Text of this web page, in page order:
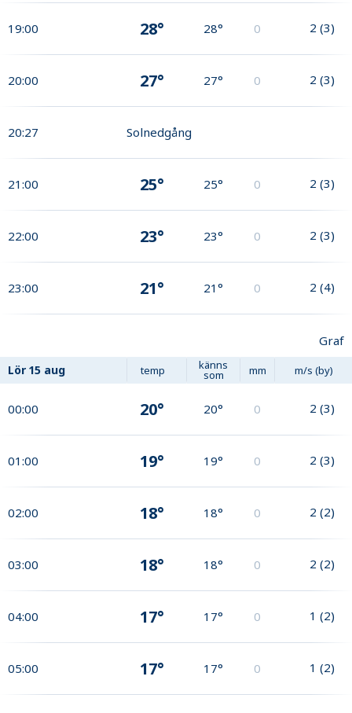
19:00 28° 28° 0 2 (3)
20:00 27° 27° 0 2 (3)
20:27 Solnedgång
21:00 25° 25° 0 2 (3)
22:00 23° 23° 0 2 (3)
23:00 21° 21° 0 2 (4)
Graf
Lör 15 aug temp känns
som mm m/s (by)
00:00 20° 20° 0 2 (3)
01:00 19° 19° 0 2 (3)
02:00 18° 18° 0 2 (2)
03:00 18° 18° 0 2 (2)
04:00 17° 17° 0 1 (2)
05:00 17° 17° 0 1 (2)